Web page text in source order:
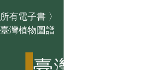
所有電子書 〉
臺灣植物圖譜